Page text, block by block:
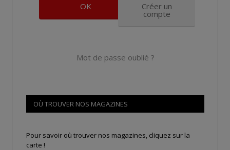
Créer un
compte
Mot de passe oublié ?
OÙ TROUVER NOS MAGAZINES
Pour savoir où trouver nos magazines, cliquez sur la
carte !